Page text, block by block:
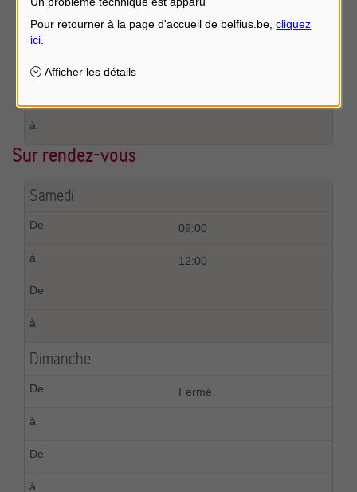
13:00
Sur rendez-vous
Samedi
09:00
12:00
Dimanche
Fermé